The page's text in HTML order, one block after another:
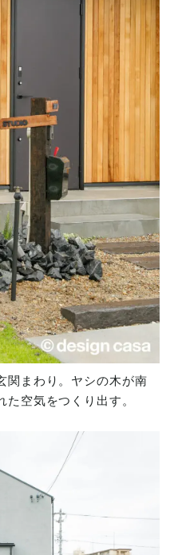
関まわり。ヤシの木が南
空気をつくり出す。